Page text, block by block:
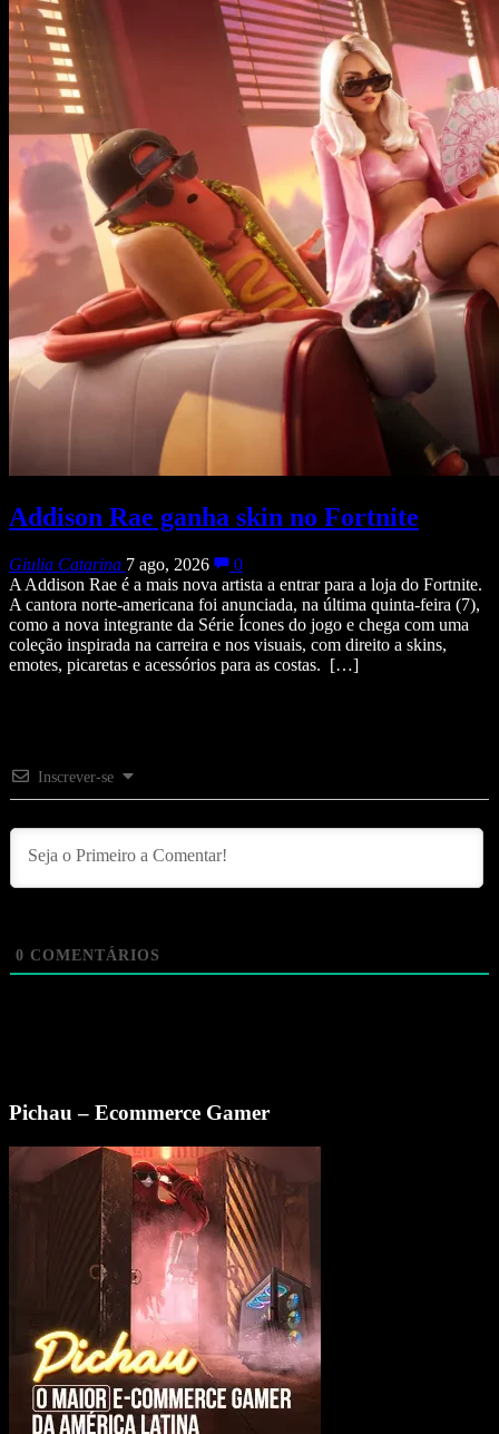
Addison Rae ganha skin no Fortnite
Giulia Catarina 7 ago, 2026
0
A Addison Rae é a mais nova artista a entrar para a loja do Fortnite.
A cantora norte-americana foi anunciada, na última quinta-feira (7),
como a nova integrante da Série Ícones do jogo e chega com uma
coleção inspirada na carreira e nos visuais, com direito a skins,
emotes, picaretas e acessórios para as costas. […]
Inscrever-se
0 COMENTÁRIOS
Pichau – Ecommerce Gamer